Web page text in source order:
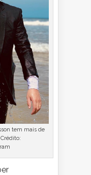
tem mais de